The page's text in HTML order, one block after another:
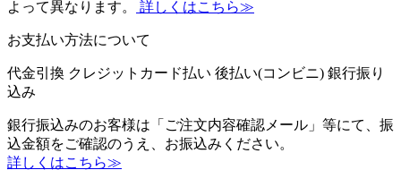
よって異なります。 詳しくはこちら≫
お支払い方法について
代金引換 クレジットカード払い 後払い(コンビニ) 銀行振り
込み
銀行振込みのお客様は「ご注文内容確認メール」等にて、振
込金額をご確認のうえ、お振込みください。
詳しくはこちら≫